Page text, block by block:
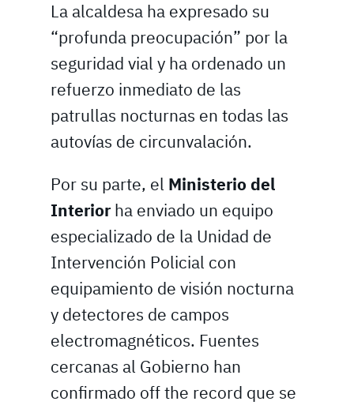
La alcaldesa ha expresado su
“profunda preocupación” por la
seguridad vial y ha ordenado un
refuerzo inmediato de las
patrullas nocturnas en todas las
autovías de circunvalación.
Por su parte, el Ministerio del
Interior ha enviado un equipo
especializado de la Unidad de
Intervención Policial con
equipamiento de visión nocturna
y detectores de campos
electromagnéticos. Fuentes
cercanas al Gobierno han
confirmado off the record que se